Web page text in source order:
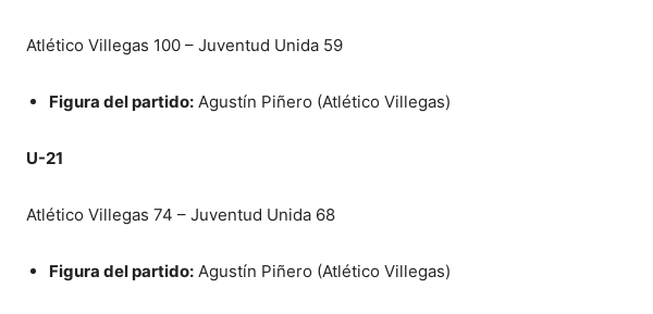
Atlético Villegas 100 – Juventud Unida 59
Figura del partido: Agustín Piñero (Atlético Villegas)
U-21
Atlético Villegas 74 – Juventud Unida 68
Figura del partido: Agustín Piñero (Atlético Villegas)